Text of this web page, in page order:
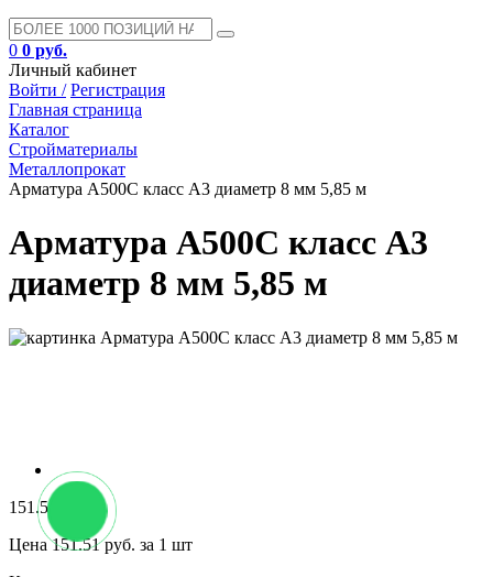
0 0 руб.
Личный кабинет
Войти / Регистрация
Главная страница
Каталог
Стройматериалы
Металлопрокат
Арматура А500С класс А3 диаметр 8 мм 5,85 м
Арматура А500С класс А3
диаметр 8 мм 5,85 м
151.51 руб.
Цена 151.51 руб. за 1 шт